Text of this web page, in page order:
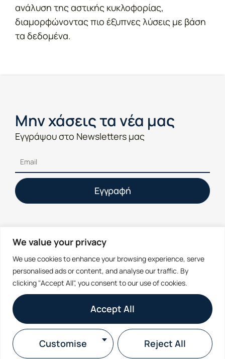
We value your privacy
We use cookies to enhance your browsing experience, serve
personalised ads or content, and analyse our traffic. By
clicking "Accept All", you consent to our use of cookies.
Customise Reject All
Accept All
ανάλυση της αστικής κυκλοφορίας,
διαμορφώνοντας πιο έξυπνες λύσεις με βάση
τα δεδομένα.
Μην χάσεις τα νέα μας
Εγγράψου στο Newsletters μας
Εγγραφή
Βλέπουμε
όπου η
τεχνολογία
Σχετικά
Πολιτική
Cookies
Πολιτική
Οι
Λύσεις
PaperEntry
Inventory
Επικοινωνία
contact@utilize.gr
(+30)
2310436595
Δευ-
Παρ: